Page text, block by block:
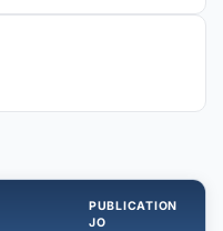
PUBLICATION
JO